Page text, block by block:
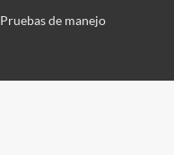
Pruebas de manejo